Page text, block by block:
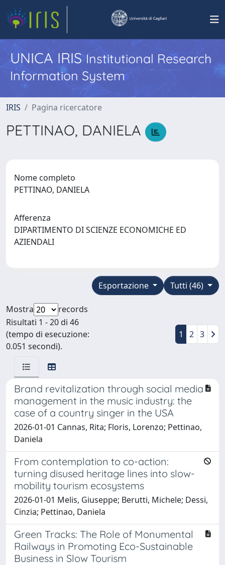
UNICA IRISInstitutional Research
Information System
IRIS Pagina ricercatore
PETTINAO, DANIELA
Nome completo
PETTINAO, DANIELA
Afferenza
DIPARTIMENTO DI SCIENZE ECONOMICHE ED
AZIENDALI
Tutti (46)
Esportazione
Mostra
records
Risultati 1 - 20 di 46
(tempo di esecuzione:
0.051 secondi).
1 2 3
Brand revitalization through social media
management in the music industry: the
case of a country singer in the USA
2026-01-01 Cannas, Rita; Floris, Lorenzo; Pettinao,
Daniela
From contemplation to co-action:
turning disused heritage lines into slow-
mobility tourism ecosystems
2026-01-01 Melis, Giuseppe; Berutti, Michele; Dessi,
Cinzia; Pettinao, Daniela
Green Tracks: The Role of Monumental
Railways in Promoting Eco-Sustainable
Business in Slow Tourism